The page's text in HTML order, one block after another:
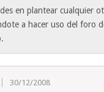
en plantear cualquier
a hacer uso del foro
30/12/2008